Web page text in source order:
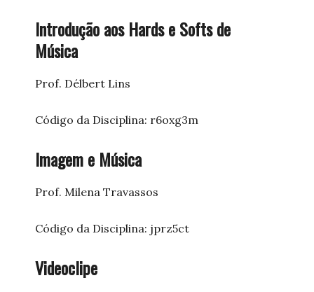
Introdução aos Hards e Softs de
Música
Prof. Délbert Lins
Código da Disciplina: r6oxg3m
Imagem e Música
Prof. Milena Travassos
Código da Disciplina: jprz5ct
Videoclipe